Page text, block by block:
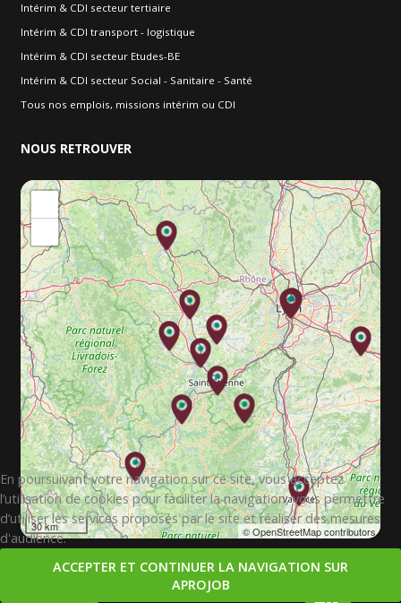
Intérim & CDI secteur tertiaire
Intérim & CDI transport - logistique
Intérim & CDI secteur Etudes-BE
Intérim & CDI secteur Social - Sanitaire - Santé
Tous nos emplois, missions intérim ou CDI
NOUS RETROUVER
30 km © OpenStreetMap contributors
En poursuivant votre navigation sur ce site, vous acceptez
l’utilisation de cookies pour faciliter la navigation, vous permettre
d’utiliser les services proposés par le site et réaliser des mesures
d'audience.
ACCEPTER ET CONTINUER LA NAVIGATION SUR
APROJOB